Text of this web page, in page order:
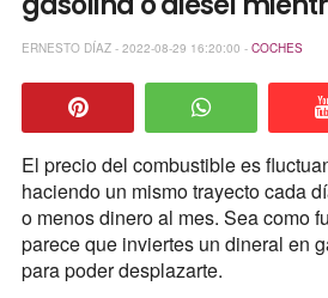
ERNESTO DÍAZ - 2022-08-29 16:20:00 - COCHES
El precio del combustible es
haciendo un mismo trayecto cada
o menos dinero al mes. Sea como
parece que inviertes un dineral en
para poder desplazarte.